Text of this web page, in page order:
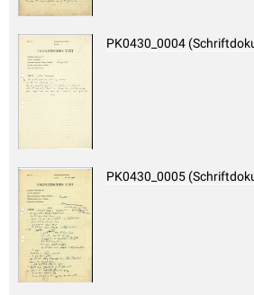
PK0430_0004
PK0430_0005